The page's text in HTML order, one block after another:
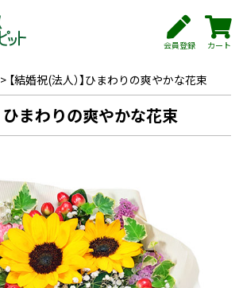
会員登録 カート
> 【結婚祝(法人）】ひまわりの爽やかな花束
ひまわりの爽やかな花束